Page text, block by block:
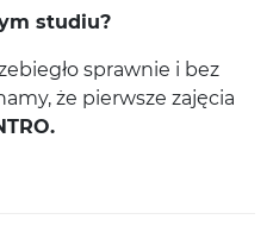
studiu?
sprawnie i bez
że pier­wsze zaję­cia
.
STUDIU?